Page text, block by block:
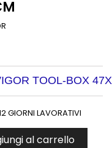
TOOL-BOX
GIORNI LAVORATIVI
al carrello